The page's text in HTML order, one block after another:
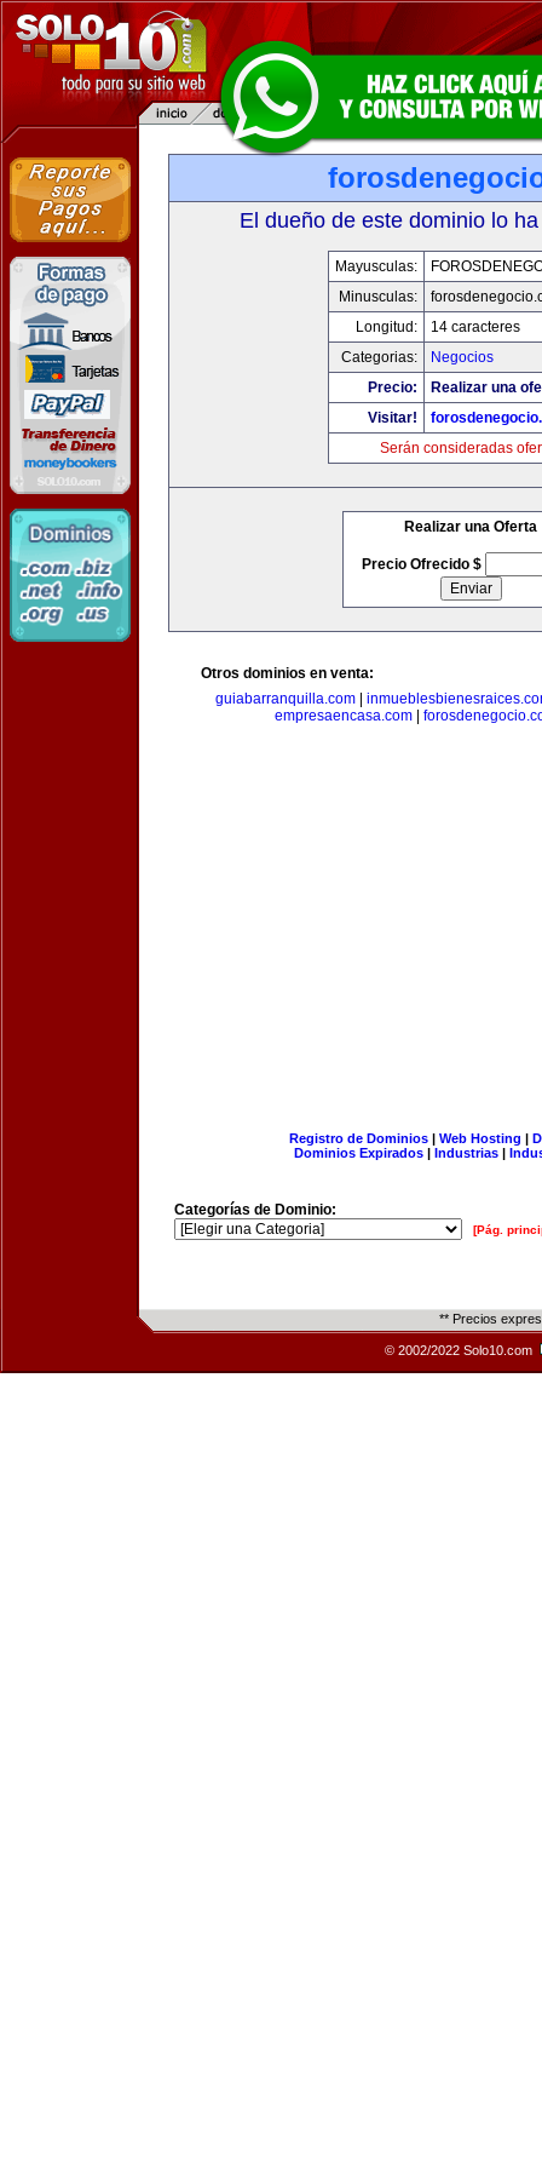
El dueño de este dominio lo
Mayusculas:
Minusculas:
Longitud:
14 caracteres
Categorias:
Negocios
Precio:
Realizar una
Visitar!
Serán consideradas
Realizar una Oferta
Precio Ofrecido $
Otros dominios en venta:
guiabarranquilla.com|
empresaencasa.com|
Registro de Dominios| Web Hosting |
Dominios Expirados | Industrias |
Categorías de Dominio:
[Pág.
** Precios
© 2002/2022 Solo10.com